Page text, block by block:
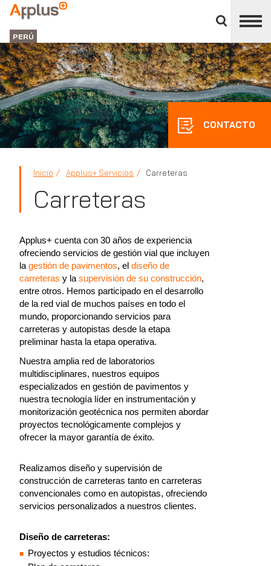
panel
Applus+
GROUP
PERÚ
CONTACTO
Inicio Applus+ Servicios Carreteras
Carreteras
Applus+ cuenta con 30 años de experiencia
ofreciendo servicios de gestión vial que incluyen
la gestión de pavimentos, el diseño de
carreteras y la supervisión de su construcción,
entre otros. Hemos participado en el desarrollo
de la red vial de muchos países en todo el
mundo, proporcionando servicios para
carreteras y autopistas desde la etapa
preliminar hasta la etapa operativa.
Nuestra amplia red de laboratorios
multidisciplinares, nuestros equipos
especializados en gestión de pavimentos y
nuestra tecnología líder en instrumentación y
monitorización geotécnica nos permiten abordar
proyectos tecnológicamente complejos y
ofrecer la mayor garantía de éxito.
Realizamos diseño y supervisión de
construcción de carreteras tanto en carreteras
convencionales como en autopistas, ofreciendo
servicios personalizados a nuestros clientes.
Diseño de carreteras:
Proyectos y estudios técnicos: